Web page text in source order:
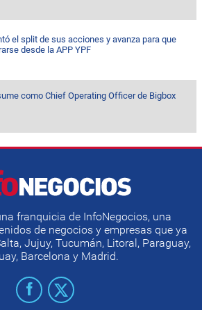
el split de sus acciones y avanza para que
desde la APP YPF
como Chief Operating Officer de Bigbox
franquicia de InfoNegocios, una
de negocios y empresas que ya
Jujuy, Tucumán, Litoral, Paraguay,
Barcelona y Madrid.